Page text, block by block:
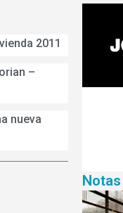
2011
–
nueva